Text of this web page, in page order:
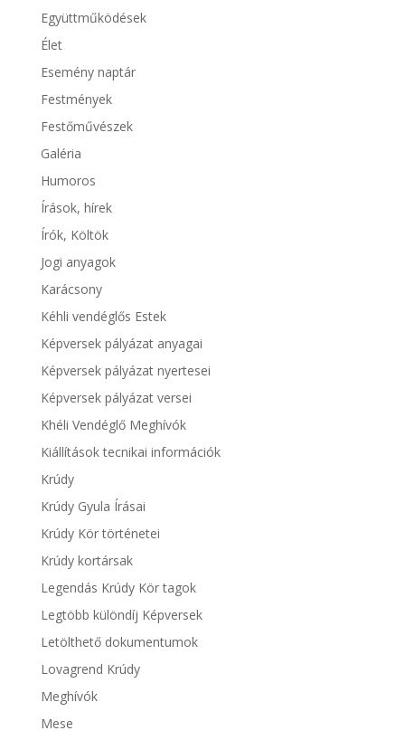
Együttműködések
Élet
Esemény naptár
Festmények
Festőművészek
Galéria
Humoros
Írások, hírek
Írók, Költök
Jogi anyagok
Karácsony
Kéhli vendéglős Estek
Képversek pályázat anyagai
Képversek pályázat nyertesei
Képversek pályázat versei
Khéli Vendéglő Meghívók
Kiállítások tecnikai információk
Krúdy
Krúdy Gyula Írásai
Krúdy Kör történetei
Krúdy kortársak
Legendás Krúdy Kör tagok
Legtöbb különdíj Képversek
Letölthető dokumentumok
Lovagrend Krúdy
Meghívók
Mese